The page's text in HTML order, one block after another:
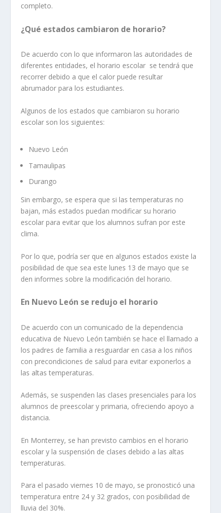
completo.
¿Qué estados cambiaron de horario?
De acuerdo con lo que informaron las autoridades de
diferentes entidades, el horario escolar se tendrá que
recorrer debido a que el calor puede resultar
abrumador para los estudiantes.
Algunos de los estados que cambiaron su horario
escolar son los siguientes:
Nuevo León
Tamaulipas
Durango
Sin embargo, se espera que si las temperaturas no
bajan, más estados puedan modificar su horario
escolar para evitar que los alumnos sufran por este
clima.
Por lo que, podría ser que en algunos estados existe la
posibilidad de que sea este lunes 13 de mayo que se
den informes sobre la modificación del horario.
En Nuevo León se redujo el horario
De acuerdo con un comunicado de la dependencia
educativa de Nuevo León también se hace el llamado a
los padres de familia a resguardar en casa a los niños
con precondiciones de salud para evitar exponerlos a
las altas temperaturas.
Además, se suspenden las clases presenciales para los
alumnos de preescolar y primaria, ofreciendo apoyo a
distancia.
En Monterrey, se han previsto cambios en el horario
escolar y la suspensión de clases debido a las altas
temperaturas.
Para el pasado viernes 10 de mayo, se pronosticó una
temperatura entre 24 y 32 grados, con posibilidad de
lluvia del 30%.